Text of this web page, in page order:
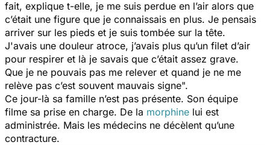
fait, explique t-elle, je me suis perdue en l’air alors que
c’était une figure que je connaissais en plus. Je pensais
arriver sur les pieds et je suis tombée sur la tête.
J'avais une douleur atroce, j’avais plus qu’un filet d’air
pour respirer et là je savais que c’était assez grave.
Que je ne pouvais pas me relever et quand je ne me
relève pas c’est souvent mauvais signe".
Ce jour-là sa famille n’est pas présente. Son équipe
filme sa prise en charge. De la morphine lui est
administrée. Mais les médecins ne décèlent qu’une
contracture.